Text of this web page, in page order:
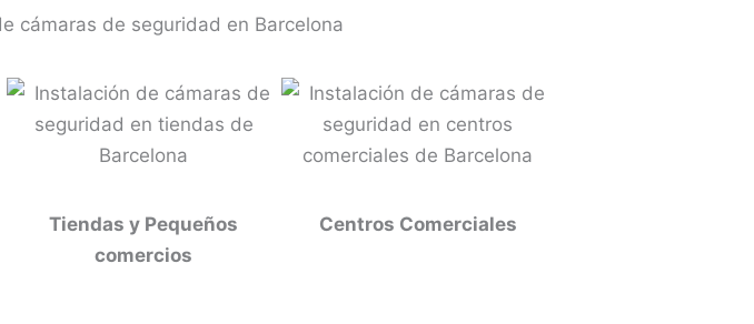
cámaras de seguridad en Barcelona
Tiendas y Pequeños
comercios
Centros Comerciales